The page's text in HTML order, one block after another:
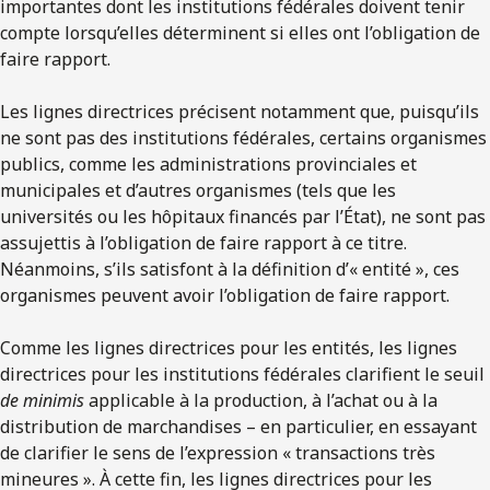
importantes dont les institutions fédérales doivent tenir
compte lorsqu’elles déterminent si elles ont l’obligation de
faire rapport.
Les lignes directrices précisent notamment que, puisqu’ils
ne sont pas des institutions fédérales, certains organismes
publics, comme les administrations provinciales et
municipales et d’autres organismes (tels que les
universités ou les hôpitaux financés par l’État), ne sont pas
assujettis à l’obligation de faire rapport à ce titre.
Néanmoins, s’ils satisfont à la définition d’« entité », ces
organismes peuvent avoir l’obligation de faire rapport.
Comme les lignes directrices pour les entités, les lignes
directrices pour les institutions fédérales clarifient le seuil
deminimisapplicable à la production, à l’achat ou à la
distribution de marchandises – en particulier, en essayant
de clarifier le sens de l’expression « transactions très
mineures ». À cette fin, les lignes directrices pour les